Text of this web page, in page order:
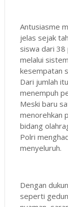
Antusiasme
jelas sejak
siswa dari
melalui
kesempatan
Dari jumlah
menempuh
Meski baru
menorehkan
bidang
Polri
menyeluruh.
Dengan
seperti